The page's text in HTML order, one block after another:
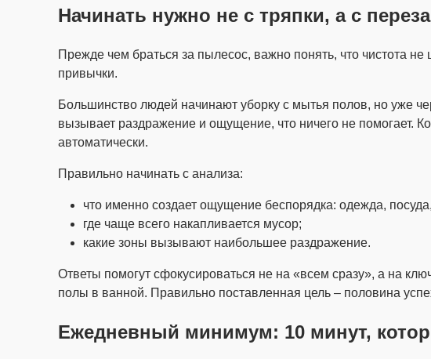
Начинать нужно не с тряпки, а с
Прежде чем браться за пылесос, важно понять, что чистота
привычки.
Большинство людей начинают уборку с мытья полов, но уже
вызывает раздражение и ощущение, что ничего не помогает.
автоматически.
Правильно начинать с анализа:
что именно создает ощущение беспорядка: одежда,
где чаще всего накапливается мусор;
какие зоны вызывают наибольшее раздражение.
Ответы помогут сфокусироваться не на «всем сразу», а на
полы в ванной. Правильно поставленная цель – половина
Ежедневный минимум: 10 минут,